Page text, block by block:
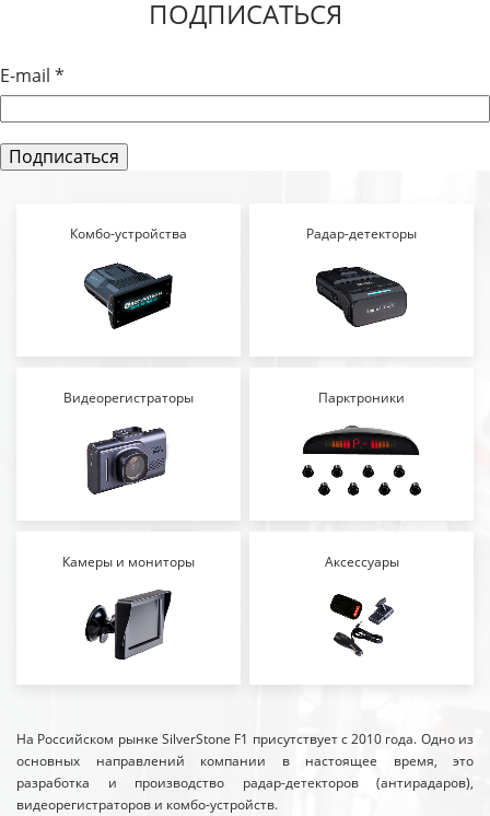
ПОДПИСАТЬСЯ
E-mail *
Комбо-устройства Радар-детекторы
Видеорегистраторы Парктроники
Камеры и мониторы Аксессуары
На Российском рынке SilverStone F1 присутствует с 2010 года. Одно из
основных направлений компании в настоящее время, это
разработка и производство радар-детекторов (антирадаров),
видеорегистраторов и комбо-устройств.